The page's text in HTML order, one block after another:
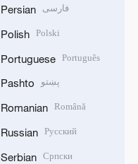
Persian فارسی
Polish Polski
Portuguese Português
Pashto پښتو
Romanian Română
Russian Русский
Serbian Српски